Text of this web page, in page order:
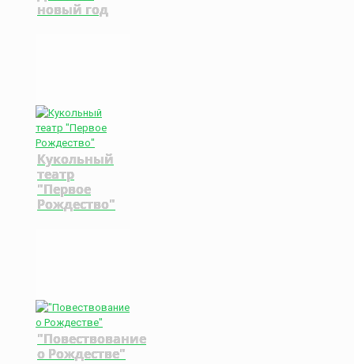
новый год
Кукольный
театр
"Первое
Рождество"
"Повествование
о Рождестве"